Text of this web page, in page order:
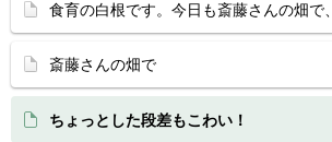
食育の白根です。今日も斎藤さんの畑で、
斎藤さんの畑で
ちょっとした段差もこわい！